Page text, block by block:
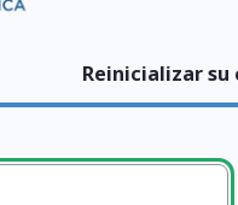
Reinicializar su